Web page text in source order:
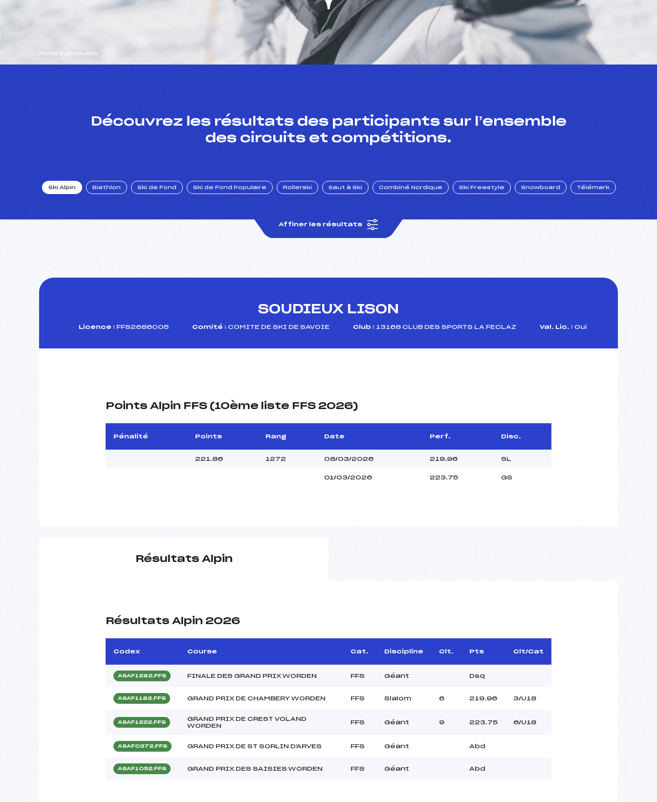
Fiche individuelle
Découvrez les résultats des participants sur l’ensemble
des circuits et compétitions.
Ski Alpin Biathlon Ski de Fond Ski de Fond Populaire Rollerski Saut à Ski Combiné Nordique Ski Freestyle Snowboard Télémark
Affiner les résultats
SOUDIEUX LISON
Licence : FFS2686005 Comité : COMITE DE SKI DE SAVOIE Club : 13168 CLUB DES SPORTS LA FECLAZ Val. Lic. : Oui
Points Alpin FFS (10ème liste FFS 2026)
Pénalité Points Rang Date Perf. Disc.
221.86 1272 08/03/2026 219.96 SL
01/03/2026 223.75 GS
Résultats Alpin
Résultats Alpin 2026
Codex Course Cat. Discipline Clt. Pts Clt/Cat
ASAF1282.FFS FINALE DES GRAND PRIX WORDEN FFS Géant Dsq
ASAF1182.FFS GRAND PRIX DE CHAMBERY WORDEN FFS Slalom 6 219.96 3/U18
ASAF1222.FFS
GRAND PRIX DE CREST VOLAND
WORDEN
FFS Géant 9 223.75 6/U18
ASAF0372.FFS GRAND PRIX DE ST SORLIN D'ARVES FFS Géant Abd
ASAF1052.FFS GRAND PRIX DES SAISIES WORDEN FFS Géant Abd